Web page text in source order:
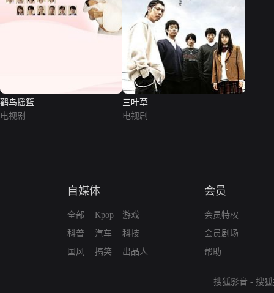
鹳鸟摇篮
电视剧
三叶草
电视剧
自媒体
全部
科普
国风
Kpop
汽车
搞笑
游戏
科技
出品人
会员
会员特权
会员剧场
帮助
搜狐影音 - 搜